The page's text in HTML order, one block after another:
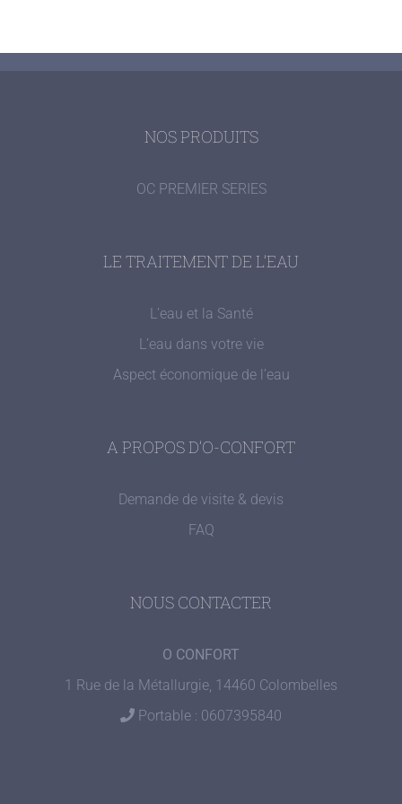
NOS PRODUITS
OC PREMIER SERIES
LE TRAITEMENT DE L’EAU
L’eau et la Santé
L’eau dans votre vie
Aspect économique de l’eau
A PROPOS D’O-CONFORT
Demande de visite & devis
FAQ
NOUS CONTACTER
O CONFORT
1 Rue de la Métallurgie, 14460 Colombelles
Portable : 0607395840